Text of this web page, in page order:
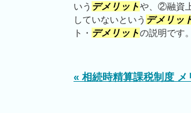
いう デメリットや、②融資
していないという デメリッ
ト・ デメリットの説明です
« 相続時精算課税制度 メ